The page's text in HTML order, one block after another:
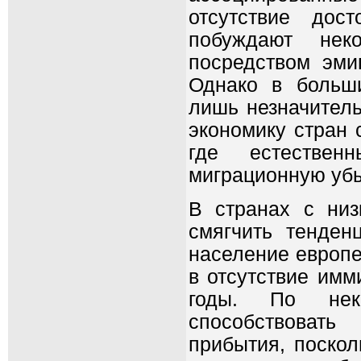
отсутствие
побуждают
посредством
Однако в
лишь
экономику
где
миграционную
В странах с
смягчить
население
в отсутствие
годы. По
прибытия,